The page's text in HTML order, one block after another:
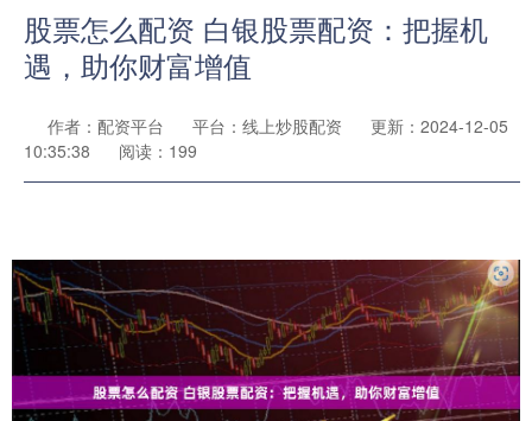
股票怎么配资 白银股票配资：把握机
遇，助你财富增值
作者：配资平台 平台：线上炒股配资
更新：2024-12-05
10:35:38
阅读：199